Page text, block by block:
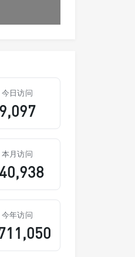
今日访问
9,097
本月访问
今年访问